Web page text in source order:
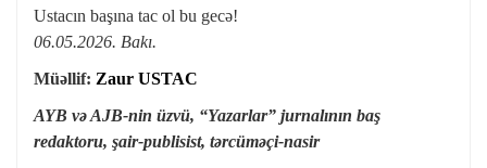
Ustacın başına tac ol bu gecə!
06.05.2026. Bakı.
Müəllif: Zaur USTAC
AYB və AJB-nin üzvü, “Yazarlar” jurnalının baş
redaktoru, şair-publisist, tərcüməçi-nasir